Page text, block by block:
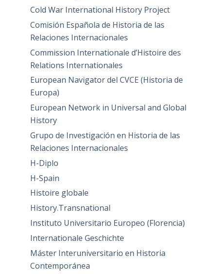
Cold War International History Project
Comisión Española de Historia de las
Relaciones Internacionales
Commission Internationale d’Histoire des
Relations Internationales
European Navigator del CVCE (Historia de
Europa)
European Network in Universal and Global
History
Grupo de Investigación en Historia de las
Relaciones Internacionales
H-Diplo
H-Spain
Histoire globale
History.Transnational
Instituto Universitario Europeo (Florencia)
Internationale Geschichte
Máster Interuniversitario en Historia
Contemporánea